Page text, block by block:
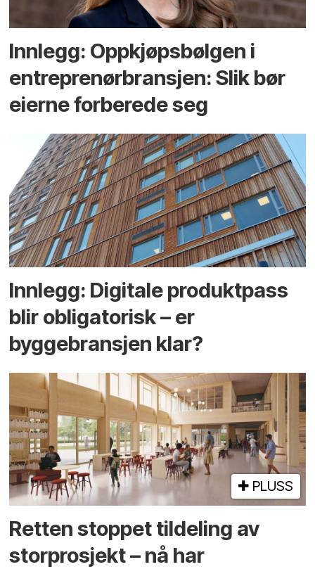
Innlegg: Oppkjøps­bølgen i
entreprenør­bransjen: Slik bør
eierne forberede seg
Innlegg: Digitale produktpass
blir obligatorisk – er
byggebransjen klar?
PLUSS
Retten stoppet tildeling av
storprosjekt – nå har